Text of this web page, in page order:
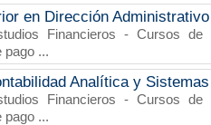
en Dirección
Financieros - Cursos de
pago ...
Analítica y
Financieros - Cursos de
pago ...